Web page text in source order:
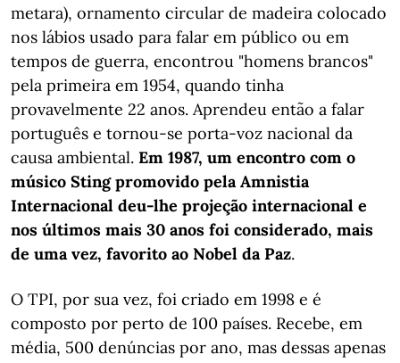
metara), ornamento circular de madeira colocado
nos lábios usado para falar em público ou em
tempos de guerra, encontrou "homens brancos"
pela primeira em 1954, quando tinha
provavelmente 22 anos. Aprendeu então a falar
português e tornou-se porta-voz nacional da
causa ambiental. Em 1987, um encontro com o
músico Sting promovido pela Amnistia
Internacional deu-lhe projeção internacional e
nos últimos mais 30 anos foi considerado, mais
de uma vez, favorito ao Nobel da Paz.
O TPI, por sua vez, foi criado em 1998 e é
composto por perto de 100 países. Recebe, em
média, 500 denúncias por ano, mas dessas apenas